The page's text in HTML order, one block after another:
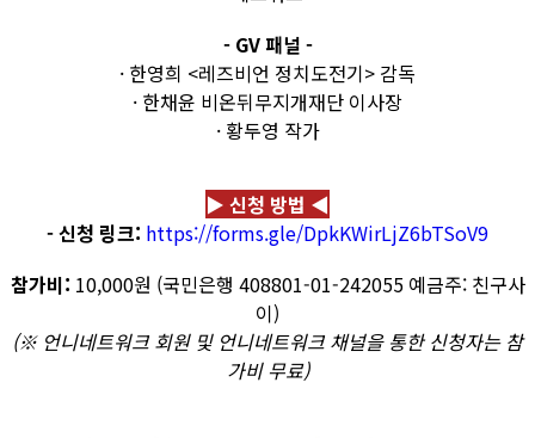
- GV 패널 -
· 한영희 <레즈비언 정치도전기> 감독
· 한채윤 비온뒤무지개재단 이사장
· 황두영 작가
▶ 신청 방법 ◀
- 신청 링크: https://forms.gle/DpkKWirLjZ6bTSoV9
참가비: 10,000원 (국민은행 408801-01-242055 예금주: 친구사
이)
(※ 언니네트워크 회원 및 언니네트워크 채널을 통한 신청자는 참
가비 무료)